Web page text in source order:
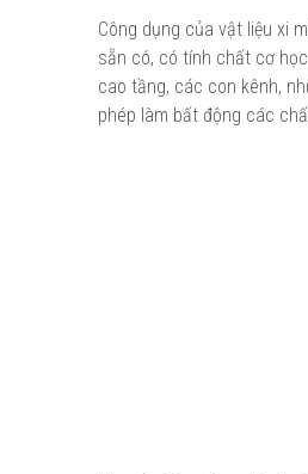
Công dụng của vật liệu xi
sẵn có, có tính chất cơ
cao tầng, các con kênh,
phép làm bất động các